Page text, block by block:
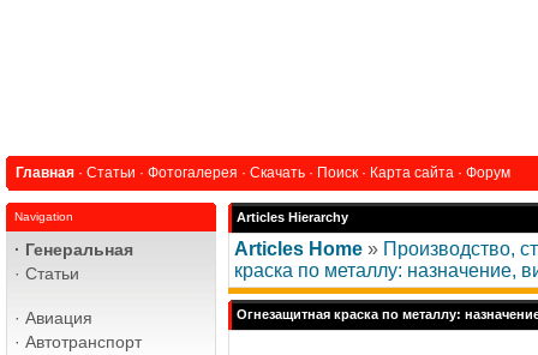
Главная · Статьи · Фотогалерея · Скачать · Поиск · Карта сайта · Форум
Navigation
· Генеральная
· Статьи
· Авиация
· Автотранспорт
Articles Hierarchy
Articles Home » Производство,
краска по металлу: назначение,
Огнезащитная краска по металлу: